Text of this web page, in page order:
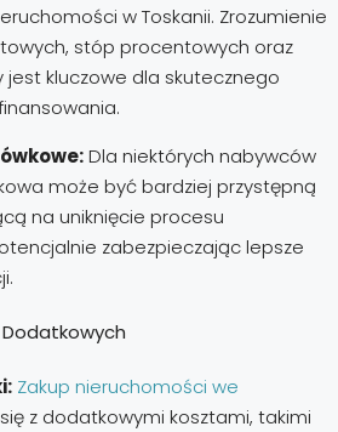
w Toskanii. Zrozumienie
stóp procentowych oraz
jest kluczowe dla skutecznego
Dla niektórych nabywców
może być bardziej przystępną
na uniknięcie procesu
zabezpieczając lepsze
Zakup nieruchomości we
z dodatkowymi kosztami, takimi